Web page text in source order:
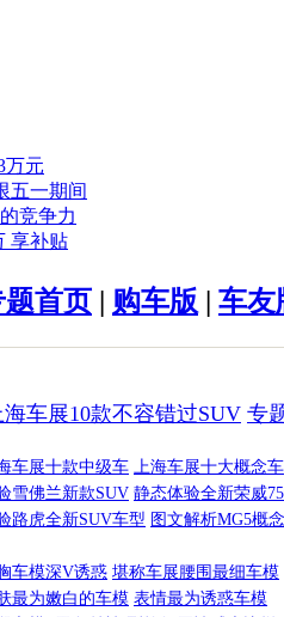
万元
五一期间
竞争力
享补贴
题首页 | 购车版 | 车友
海车展10款不容错过SUV 专
车展十款中级车 上海车展十大概念车
雪佛兰新款SUV 静态体验全新荣威
路虎全新SUV车型 图文解析MG5概念
车模深V诱惑 堪称车展腰围最细车模
最为嫩白的车模 表情最为诱惑车模